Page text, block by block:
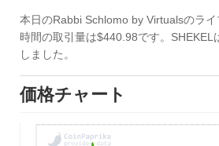
本日のRabbi Schlomo by Virtualsのライ
時間の取引量は$440.98です。SHEKEL
しました。
価格チャート